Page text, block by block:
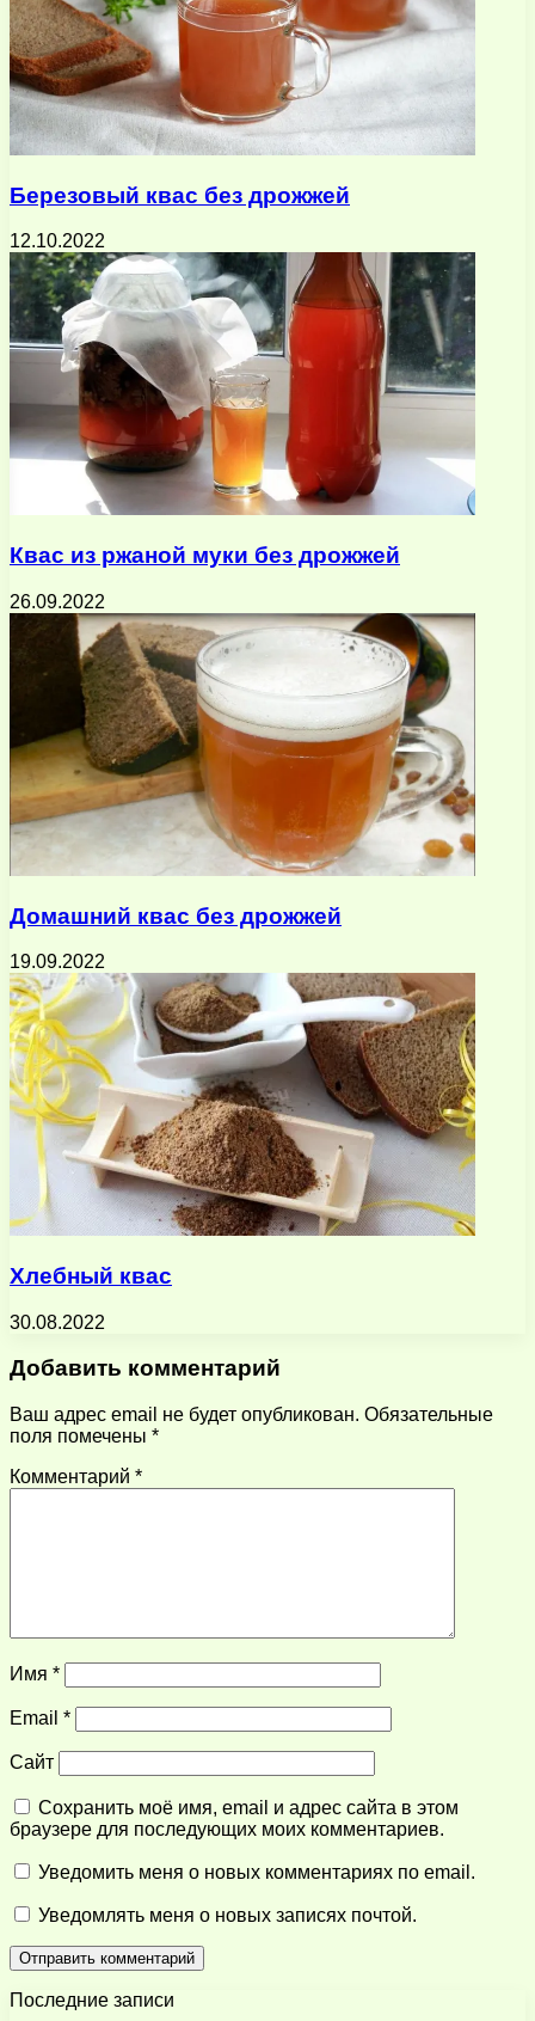
Березовый квас без дрожжей
12.10.2022
Квас из ржаной муки без дрожжей
26.09.2022
Домашний квас без дрожжей
19.09.2022
Хлебный квас
30.08.2022
Добавить комментарий
Ваш адрес email не будет опубликован. Обязательные
поля помечены *
Комментарий *
Имя *
Email *
Сайт
Сохранить моё имя, email и адрес сайта в этом
браузере для последующих моих комментариев.
Уведомить меня о новых комментариях по email.
Уведомлять меня о новых записях почтой.
Последние записи